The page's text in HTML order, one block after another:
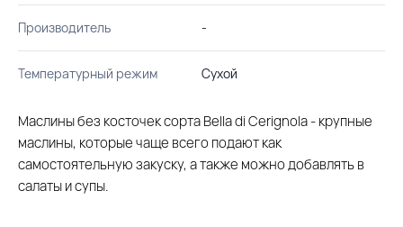
Производитель -
Температурный режим Сухой
Маслины без косточек сорта Bella di Cerignola - крупные
маслины, которые чаще всего подают как
самостоятельную закуску, а также можно добавлять в
салаты и супы.